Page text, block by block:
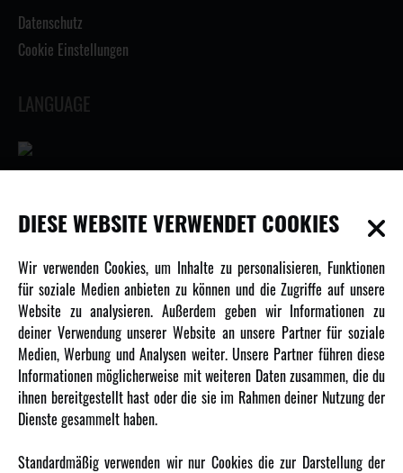
Datenschutz
Cookie Einstellungen
LANGUAGE
INFORMATIONEN
Newsletter
Über uns
Karriere
Amewi Kataloge
MEHR VON AMEWI
DIESE WEBSITE VERWENDET COOKIES
Wir verwenden Cookies, um Inhalte zu personalisieren, Funktionen
für soziale Medien anbieten zu können und die Zugriffe auf unsere
Website zu analysieren. Außerdem geben wir Informationen zu
deiner Verwendung unserer Website an unsere Partner für soziale
Medien, Werbung und Analysen weiter. Unsere Partner führen diese
Informationen möglicherweise mit weiteren Daten zusammen, die du
ihnen bereitgestellt hast oder die sie im Rahmen deiner Nutzung der
Dienste gesammelt haben.
Standardmäßig verwenden wir nur Cookies die zur Darstellung der